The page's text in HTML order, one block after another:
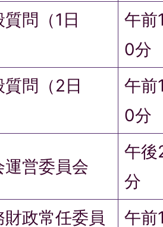
質問（1日
午前
0分
質問（2日
午前
0分
運営委員会
午
分
財政常任委員
午前